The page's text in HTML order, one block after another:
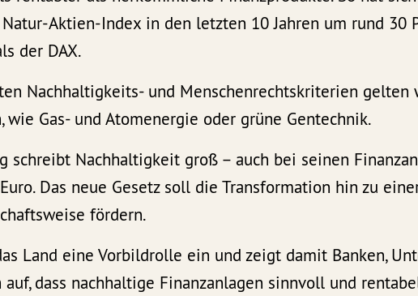
Aktien-Index in den letzten 10 Jahren um rund 30
der DAX.
Nachhaltigkeits- und Menschenrechtskriterien gelten
wie Gas- und Atomenergie oder grüne Gentechnik.
schreibt Nachhaltigkeit groß – auch bei seinen
Das neue Gesetz soll die Transformation hin zu
fördern.
Land eine Vorbildrolle ein und zeigt damit Banken,
dass nachhaltige Finanzanlagen sinnvoll und